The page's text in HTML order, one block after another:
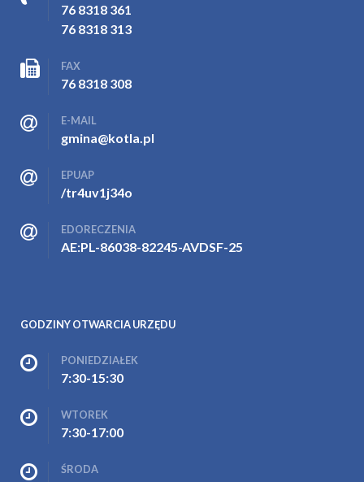
76 8318 361
76 8318 313
FAX
76 8318 308
E-MAIL
gmina@kotla.pl
EPUAP
/tr4uv1j34o
EDORECZENIA
AE:PL-86038-82245-AVDSF-25
GODZINY OTWARCIA URZĘDU
PONIEDZIAŁEK
7:30-15:30
WTOREK
7:30-17:00
ŚRODA